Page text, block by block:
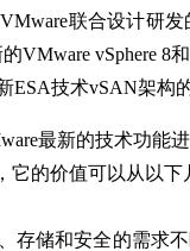
联合设计研发
VMware vSphere 8
ESA技术vSAN架构
最新的技术功能
它的价值可以从以
储和安全的需求不